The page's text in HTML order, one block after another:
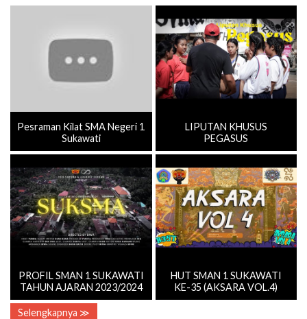
Pesraman Kilat SMA Negeri 1
Sukawati
LIPUTAN KHUSUS
PEGASUS
PROFIL SMAN 1 SUKAWATI
TAHUN AJARAN 2023/2024
HUT SMAN 1 SUKAWATI
KE-35 (AKSARA VOL.4)
Selengkapnya ≫